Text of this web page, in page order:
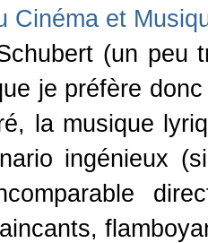
Cinéma et
(un peu
je préfère
la musique
ingénieux